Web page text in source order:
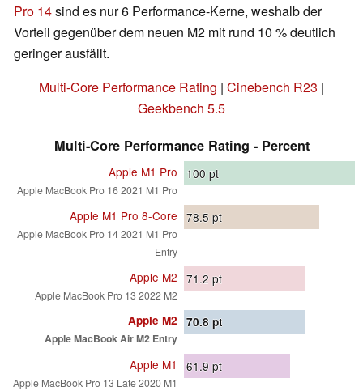
Pro 14sind es nur 6 Performance-Kerne, weshalb der
Vorteil gegenüber dem neuen M2 mit rund 10 % deutlich
geringer ausfällt.
Multi-Core Performance Rating | Cinebench R23 |
Geekbench 5.5
Multi-Core Performance Rating - Percent
Apple M1 Pro
Apple MacBook Pro 16 2021 M1 Pro
100 pt
Apple M1 Pro 8-Core
Apple MacBook Pro 14 2021 M1 Pro
Entry
78.5 pt
Apple M2
Apple MacBook Pro 13 2022 M2
71.2 pt
Apple M2
Apple MacBook Air M2 Entry
70.8 pt
Apple M1
Apple MacBook Pro 13 Late 2020 M1
61.9 pt